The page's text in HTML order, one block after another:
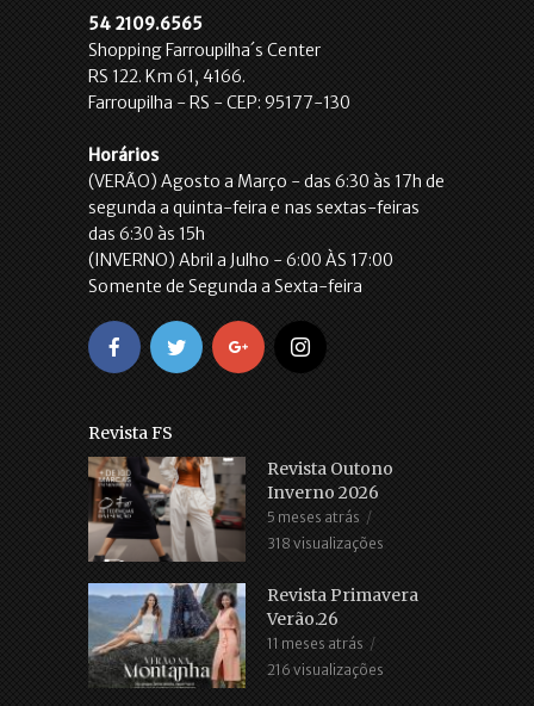
54 2109.6565
Shopping Farroupilha´s Center
RS 122. Km 61, 4166.
Farroupilha - RS - CEP: 95177-130
Horários
(VERÃO) Agosto a Março - das 6:30 às 17h de
segunda a quinta-feira e nas sextas-feiras
das 6:30 às 15h
(INVERNO) Abril a Julho - 6:00 ÀS 17:00
Somente de Segunda a Sexta-feira
Revista FS
Revista Outono
Inverno 2026
5 meses atrás
318 visualizações
Revista Primavera
Verão.26
11 meses atrás
216 visualizações